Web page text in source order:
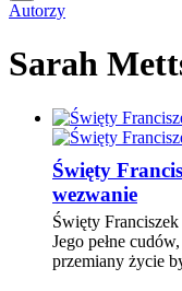
Autorzy
Sarah
Święty
wezwanie
Święty
Jego pełne
przemiany życie